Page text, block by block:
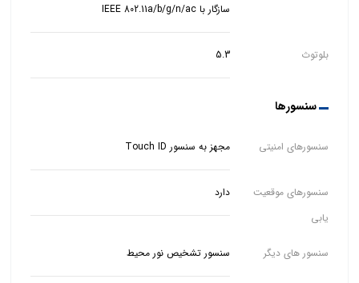
سازگار با IEEE 802.11a/b/g/n/ac
بلوتوث 5.3
سنسورها
سنسورهای امنیتی مجهز به سنسور Touch ID
سنسورهای موقعیت
یابی
دارد
سنسور های دیگر سنسور تشخیص نور محیط